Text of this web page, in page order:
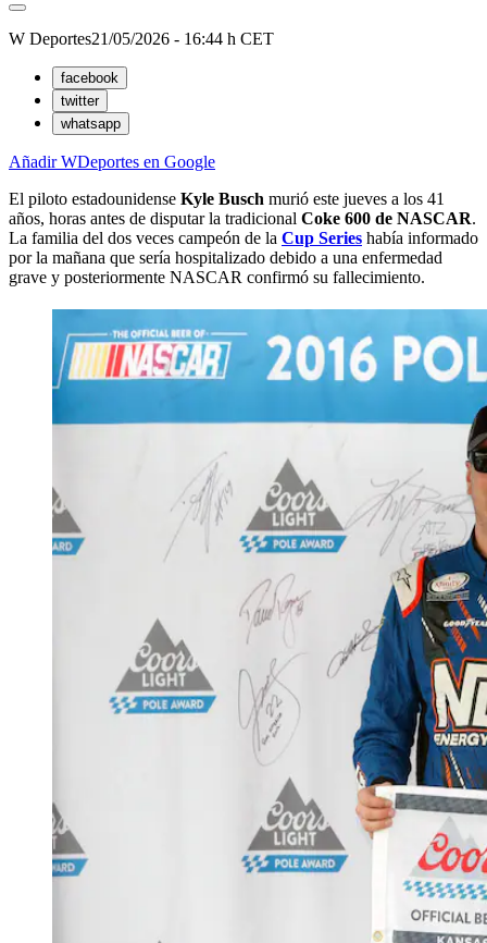
W Deportes21/05/2026 - 16:44 h CET
facebook
twitter
whatsapp
Añadir WDeportes en Google
El piloto estadounidense Kyle Busch murió este jueves a los 41
años, horas antes de disputar la tradicional Coke 600 de NASCAR.
La familia del dos veces campeón de la Cup Series había informado
por la mañana que sería hospitalizado debido a una enfermedad
grave y posteriormente NASCAR confirmó su fallecimiento.